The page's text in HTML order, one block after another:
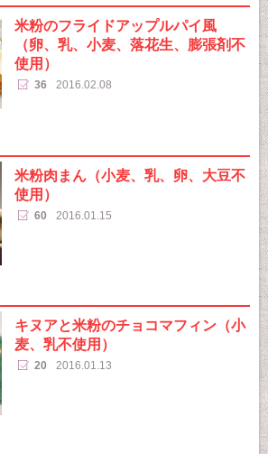
米粉のフライドアップルパイ風
（卵、乳、小麦、落花生、膨張剤不
使用）
36 2016.02.08
米粉肉まん（小麦、乳、卵、大豆不
使用）
60 2016.01.15
キヌアと米粉のチョコマフィン（小
麦、乳不使用）
20 2016.01.13